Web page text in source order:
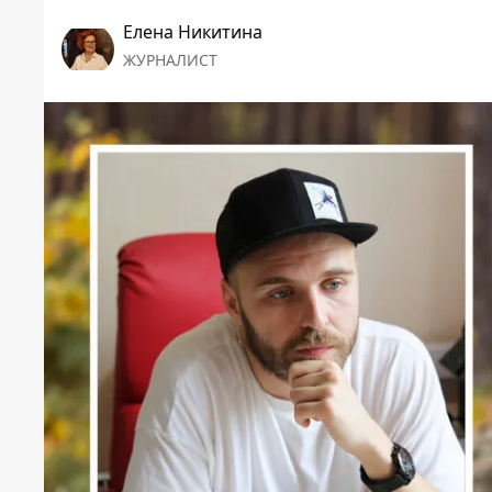
Елена Никитина
ЖУРНАЛИСТ